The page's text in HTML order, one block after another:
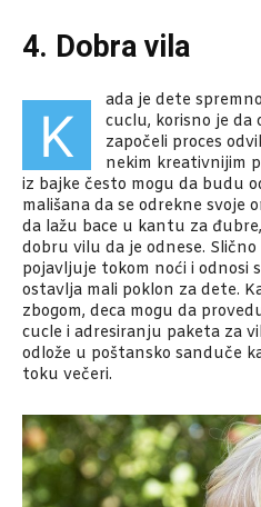
4. Dobra vila
K
ada je dete
cuclu, korisno je da
započeli proces
nekim kreativnijim
iz bajke često mogu da budu
mališana da se odrekne svoje
da lažu bace u kantu za
dobru vilu da je odnese. Slično
pojavljuje tokom noći i odnosi
ostavlja mali poklon za dete.
zbogom, deca mogu da
cucle i adresiranju paketa za
odlože u poštansko sanduče
toku večeri.